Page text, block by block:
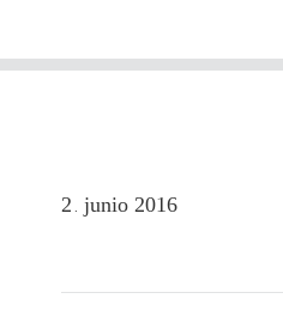
2 junio 2016